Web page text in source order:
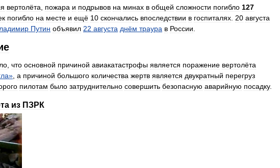
вертолёта, пожара и подрывов на минах в общей сложности погибло 127
погибло на месте и ещё 10 скончались впоследствии в госпиталях. 20 августа
Путин объявил 22 августа днём траура в России.
, что основной причиной авиакатастрофы является поражение вертолёта
», а причиной большого количества жертв является двукратный перегруз
пилотам было затруднительно совершить безопасную аварийную посадку.
из ПЗРК